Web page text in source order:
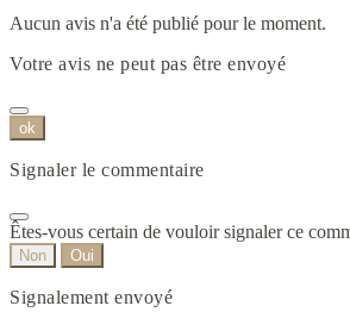
Aucun avis n'a été publié pour le moment.
Votre avis ne peut pas être envoyé
ok
Signaler le commentaire
Êtes-vous certain de vouloir signaler ce
Non Oui
Signalement envoyé